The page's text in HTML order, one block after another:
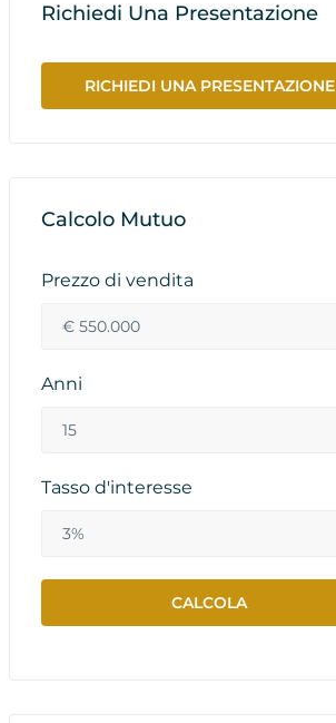
Richiedi Una Presentazione
RICHIEDI UNA PRESENTAZIONE
Calcolo Mutuo
Prezzo di vendita
Anni
Tasso d'interesse